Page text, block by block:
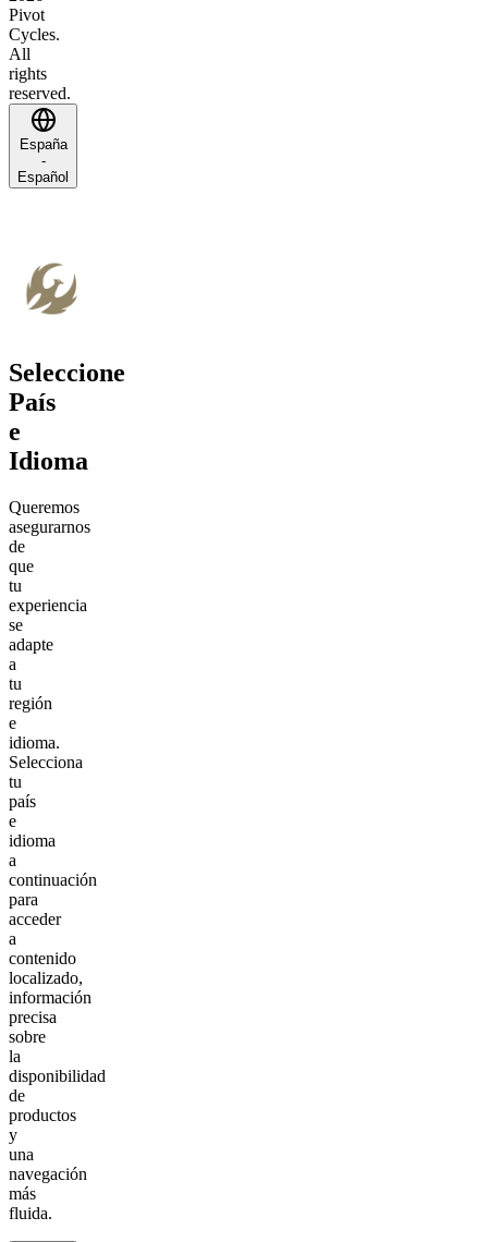
Pivot
Cycles.
All
rights
reserved.
España
-
Español
Seleccione
País
e
Idioma
Queremos
asegurarnos
de
que
tu
experiencia
se
adapte
a
tu
región
e
idioma.
Selecciona
tu
país
e
idioma
a
continuación
para
acceder
a
contenido
localizado,
información
precisa
sobre
la
disponibilidad
de
productos
y
una
navegación
más
fluida.